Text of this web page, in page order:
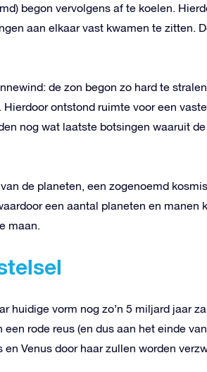
begon vervolgens af te koelen.
aan elkaar vast kwamen te zitten.
de zon begon zo hard te
ontstond ruimte voor een
nog wat laatste botsingen waaruit
de planeten, een zogenoemd
een aantal planeten en manen
maan.
huidige vorm nog zo’n 5 miljard jaar
rode reus (en dus aan het einde
Venus door haar zullen worden